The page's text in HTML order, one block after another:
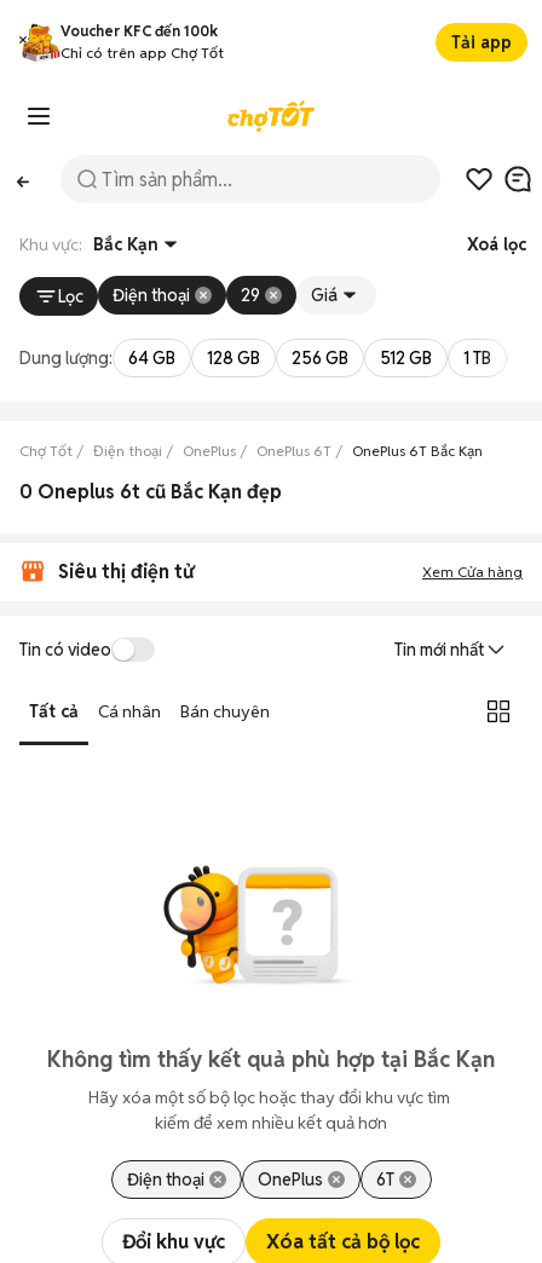
Voucher KFC đến 100k
Chỉ có trên app Chợ Tốt
Tải app
Khu vực: Bắc Kạn Xoá lọc
Lọc Điện thoại 29 Giá
Dung lượng: 64 GB 128 GB 256 GB 512 GB 1 TB
Chợ Tốt Điện thoại OnePlus OnePlus 6T OnePlus 6T Bắc Kạn
0 Oneplus 6t cũ Bắc Kạn đẹp
Siêu thị điện tử Xem Cửa hàng
Tin có video Tin mới nhất
Tất cả Cá nhân Bán chuyên
Không tìm thấy kết quả phù hợp tại Bắc Kạn
Hãy xóa một số bộ lọc hoặc thay đổi khu vực tìm
kiếm để xem nhiều kết quả hơn
Điện thoại OnePlus 6T
Đổi khu vực Xóa tất cả bộ lọc